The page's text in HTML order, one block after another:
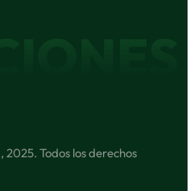
2025. Todos los derechos